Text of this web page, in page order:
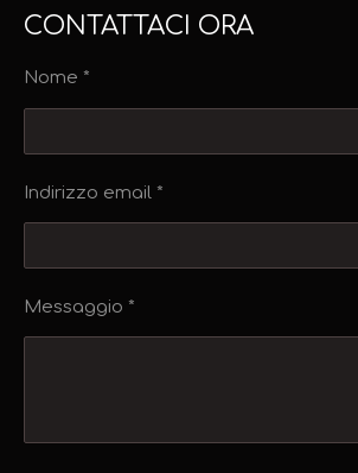
CONTATTACI ORA
Nome *
Indirizzo email *
Messaggio *